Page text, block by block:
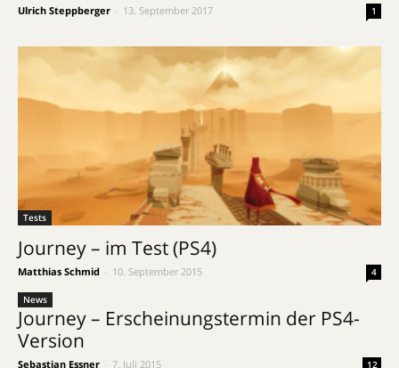
Ulrich Steppberger 13. September 2017 1
Tests
Journey – im Test (PS4)
Matthias Schmid 10. September 2015 4
News
Journey – Erscheinungstermin der PS4-
Version
Sebastian Essner 7. Juli 2015 12